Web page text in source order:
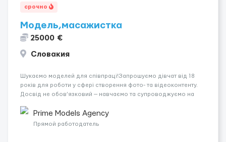
срочно
Модель,масажистка
25000 €
Словакия
Шукаємо моделей для співпраці!Запрошуємо дівчат від 18
років для роботи у сфері створення фото- та відеоконтенту.
Досвід не обов’язковий — навчаємо та супроводжуємо на
конфіденційність і професійну підтримку. Працюємо офіційно,
поважаємо особ...
Prime Models Agency
Прямой работодатель